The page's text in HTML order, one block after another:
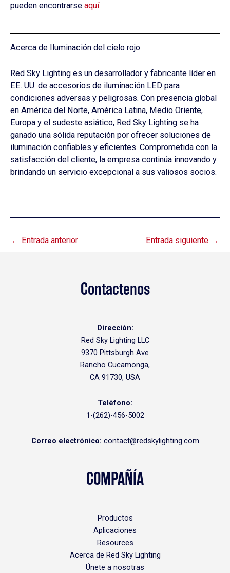
pueden encontrarse aquí.
Acerca de Iluminación del cielo rojo
Red Sky Lighting es un desarrollador y fabricante líder en
EE. UU. de accesorios de iluminación LED para
condiciones adversas y peligrosas. Con presencia global
en América del Norte, América Latina, Medio Oriente,
Europa y el sudeste asiático, Red Sky Lighting se ha
ganado una sólida reputación por ofrecer soluciones de
iluminación confiables y eficientes. Comprometida con la
satisfacción del cliente, la empresa continúa innovando y
brindando un servicio excepcional a sus valiosos socios.
← Entrada anterior Entrada siguiente →
Contactenos
Dirección:
Red Sky Lighting LLC
9370 Pittsburgh Ave
Rancho Cucamonga,
CA 91730, USA
Teléfono:
1-(262)-456-5002
Correo electrónico: contact@redskylighting.com
COMPAÑÍA
Productos
Aplicaciones
Resources
Acerca de Red Sky Lighting
Únete a nosotras